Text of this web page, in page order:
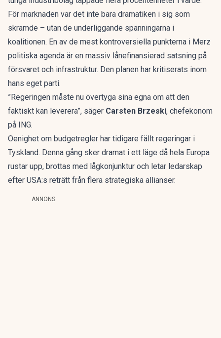
För marknaden var det inte bara dramatiken i sig som
skrämde – utan de underliggande spänningarna i
koalitionen. En av de mest kontroversiella punkterna i Merz
politiska agenda är en massiv lånefinansierad satsning på
försvaret och infrastruktur. Den planen har kritiserats inom
hans eget parti.
”Regeringen måste nu övertyga sina egna om att den
faktiskt kan leverera”, säger Carsten Brzeski, chefekonom
på ING.
Oenighet om budgetregler har tidigare fällt regeringar i
Tyskland. Denna gång sker dramat i ett läge då hela Europa
rustar upp, brottas med lågkonjunktur och letar ledarskap
efter USA:s reträtt från flera strategiska allianser.
ANNONS